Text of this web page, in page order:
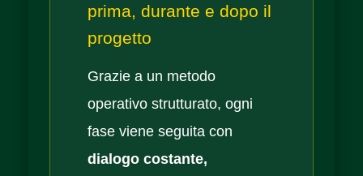
prima, durante e dopo il
progetto
Grazie a un metodo
operativo strutturato, ogni
fase viene seguita con
dialogo costante,